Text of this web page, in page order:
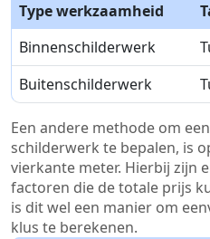
Type werkzaamheid
Binnenschilderwerk
Buitenschilderwerk
Een andere methode om
schilderwerk te bepalen, is
vierkante meter. Hierbij zijn
factoren die de totale prijs
is dit wel een manier om
klus te berekenen.